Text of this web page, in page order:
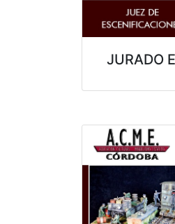
JURADO